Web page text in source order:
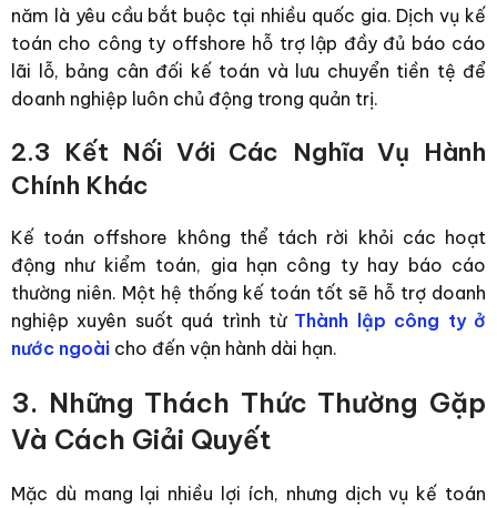
năm là yêu cầu bắt buộc tại nhiều quốc gia. Dịch vụ kế
toán cho công ty offshore hỗ trợ lập đầy đủ báo cáo
lãi lỗ, bảng cân đối kế toán và lưu chuyển tiền tệ để
doanh nghiệp luôn chủ động trong quản trị.
2.3 Kết Nối Với Các Nghĩa Vụ Hành
Chính Khác
Kế toán offshore không thể tách rời khỏi các hoạt
động như kiểm toán, gia hạn công ty hay báo cáo
thường niên. Một hệ thống kế toán tốt sẽ hỗ trợ doanh
nghiệp xuyên suốt quá trình từ Thành lập công ty ở
nước ngoài cho đến vận hành dài hạn.
3. Những Thách Thức Thường Gặp
Và Cách Giải Quyết
Mặc dù mang lại nhiều lợi ích, nhưng dịch vụ kế toán